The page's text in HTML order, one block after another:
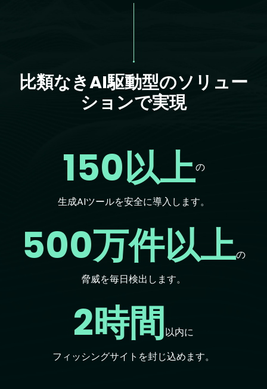
比類なきAI駆動型のソリュー
ションで実現
150以上の
生成AIツールを安全に導入します。
500万件以上の
脅威を毎日検出します。
2時間以内に
フィッシングサイトを封じ込めます。